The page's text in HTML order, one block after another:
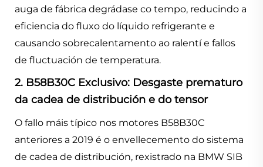
auga de fábrica degrádase co tempo, reducindo a
eficiencia do fluxo do líquido refrigerante e
causando sobrecalentamento ao ralentí e fallos
de fluctuación de temperatura.
2. B58B30C Exclusivo: Desgaste prematuro
da cadea de distribución e do tensor
O fallo máis típico nos motores B58B30C
anteriores a 2019 é o envellecemento do sistema
de cadea de distribución, rexistrado na BMW SIB